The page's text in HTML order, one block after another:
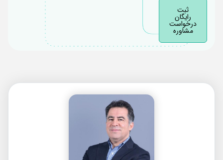
رایگان
درخواست
مشاوره